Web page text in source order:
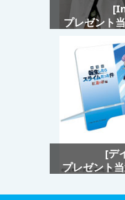
プレゼント
[デ
プレゼント